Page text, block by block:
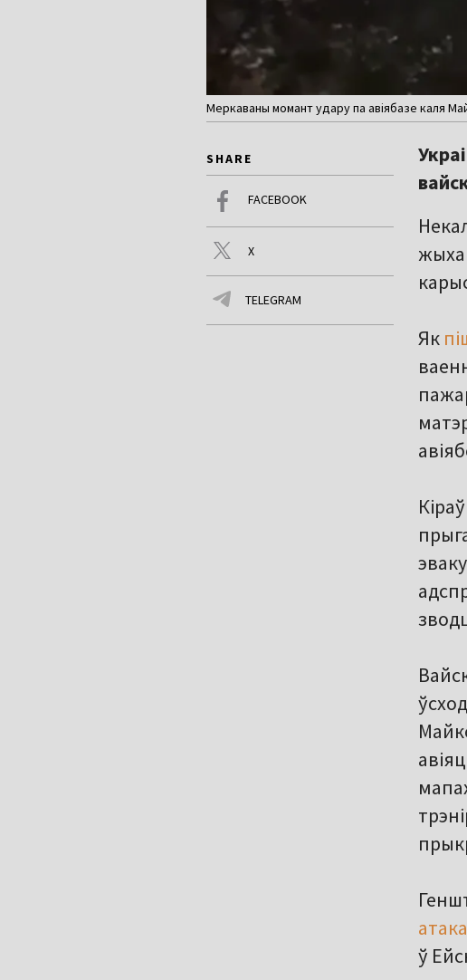
Меркаваны момант удару па авіябазе каля
SHARE
FACEBOOK
X
TELEGRAM
Як
ў